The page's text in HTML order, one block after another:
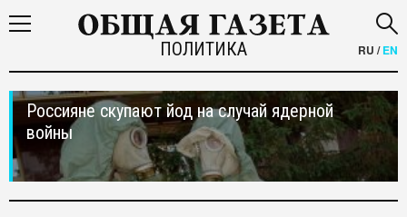
ПОЛИТИКА RU /EN
Россияне скупают йод на случай ядерной
войны